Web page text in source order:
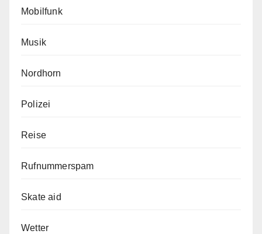
Mobilfunk
Musik
Nordhorn
Polizei
Reise
Rufnummerspam
Skate aid
Wetter